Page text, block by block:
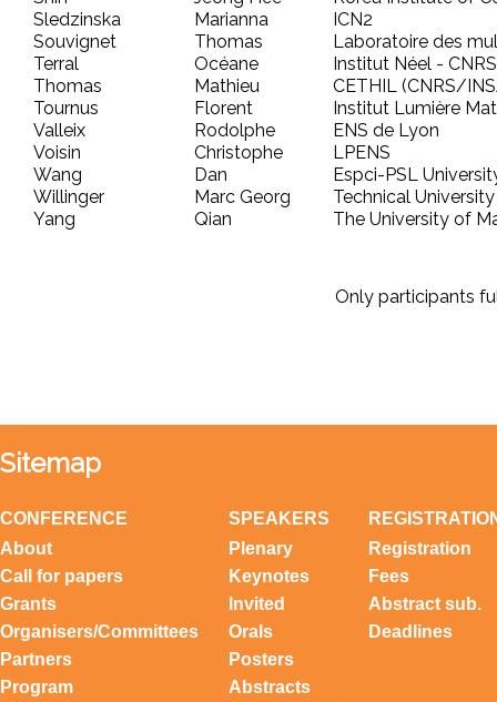
Sledzinska
Marianna
ICN2
Souvignet
Thomas
Laboratoire des
Terral
Océane
Institut Néel - CNRS
Thomas
Mathieu
CETHIL (CNRS/
Tournus
Florent
Institut Lumière
Valleix
Rodolphe
ENS de Lyon
Voisin
Christophe
LPENS
Wang
Dan
Espci-PSL
Willinger
Marc Georg
Technical
Yang
Qian The University of
Only participants
Sitemap
CONFERENCE
About
Call for papers
Grants
Organisers/Committees
Partners
Program
SPEAKERS
Plenary
Keynotes
Invited
Orals
Posters
Abstracts
Registration
Fees
Abstract sub.
Deadlines